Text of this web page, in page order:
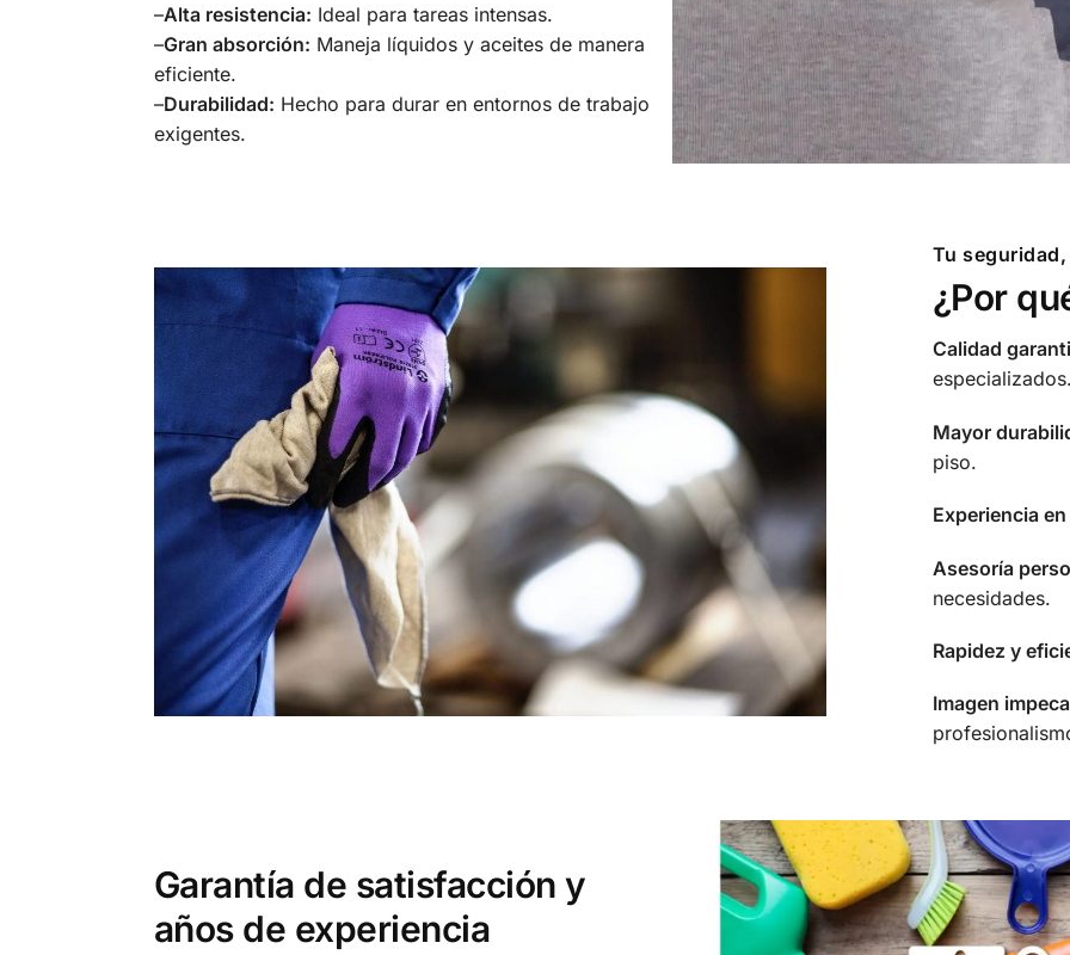
–Alta resistencia: Ideal para tareas intensas.
–Gran absorción: Maneja líquidos y aceites de manera
eficiente.
–Durabilidad: Hecho para durar en entornos de trabajo
exigentes.
Tu
¿Por
Calidad
especializados.
Mayor
piso.
Experiencia
Asesoría
necesidades.
Rapidez y
Imagen
Garantía de satisfacción y
años de experiencia